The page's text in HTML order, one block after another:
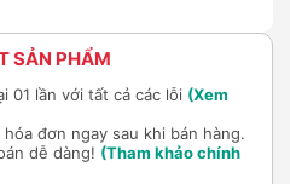
SẢN PHẨM
01 lần với tất cả các lỗi (Xem
đơn ngay sau khi bán hàng.
dễ dàng! (Tham khảo chính